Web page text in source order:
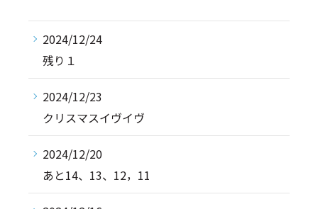
2024/12/24
残り１
2024/12/23
クリスマスイヴイヴ
2024/12/20
あと14、13、12，11